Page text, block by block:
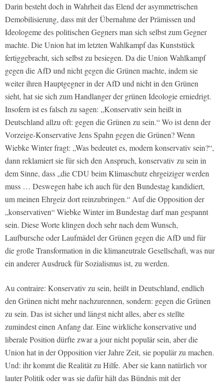
Darin besteht doch in Wahrheit das Elend der asymmetrischen
Demobilisierung, dass mit der Übernahme der Prämissen und
Ideologeme des politischen Gegners man sich selbst zum Gegner
machte. Die Union hat im letzten Wahlkampf das Kunststück
fertiggebracht, sich selbst zu besiegen. Da die Union Wahlkampf
gegen die AfD und nicht gegen die Grünen machte, indem sie
weiter ihren Hauptgegner in der AfD und nicht in den Grünen
sieht, hat sie sich zum Handlanger der grünen Ideologie erniedrigt.
Insofern ist es falsch zu sagen: „Konservativ sein heißt in
Deutschland allzu oft: gegen die Grünen zu sein.“ Wo ist denn der
Vorzeige-Konservative Jens Spahn gegen die Grünen? Wenn
Wiebke Winter fragt: „Was bedeutet es, modern konservativ sein?“,
dann reklamiert sie für sich den Anspruch, konservativ zu sein in
dem Sinne, dass „die CDU beim Klimaschutz ehrgeiziger werden
muss … Deswegen habe ich auch für den Bundestag kandidiert,
um meinen Ehrgeiz dort reinzubringen.“ Auf die Opposition der
„konservativen“ Wiebke Winter im Bundestag darf man gespannt
sein. Diese Worte klingen doch sehr nach dem Wunsch,
Laufbursche oder Laufmädel der Grünen gegen die AfD und für
die große Transformation in die klimaneutrale Gesellschaft, was nur
ein anderer Ausdruck für Sozialismus ist, zu werden.
Au contraire: Konservativ zu sein, heißt in Deutschland, endlich
den Grünen nicht mehr nachzurennen, sondern: gegen die Grünen
zu sein. Das ist sicher und längst nicht alles, aber es stellte
zumindest einen Anfang dar. Eine wirkliche konservative und
liberale Position dürfte zwar a jour nicht populär sein, aber die
Union hat in der Opposition vier Jahre Zeit, sie populär zu machen.
Und: ihr kommt die Realität zu Hilfe. Aber sie kann natürlich vor
lauter Politik oder was sie dafür hält das Bündnis mit der